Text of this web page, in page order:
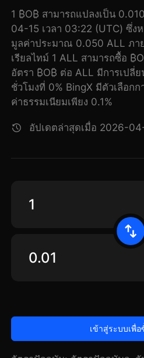
1 ₿O₿ สามารถแปลงเป็น
04-15 เวลา 03:22 (UTC) ซึ่ง
มูลค่าประมาณ 0.050 ALL ภา
เรียลไทม์ 1 ALL สามารถซื้อ
อัตรา ₿O₿ ต่อ ALL มีการเปลี่
ชั่วโมงที่ 0% BingX มีตัวเลือก
ค่าธรรมเนียมเพียง 0.1%
อัปเดตล่าสุดเมื่อ 2026-
เข้าสู่ระบบเพื่